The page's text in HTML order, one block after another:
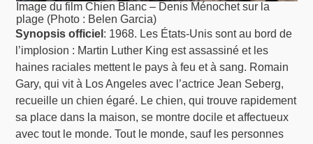
Image du film Chien Blanc – Denis Ménochet sur la
plage (Photo : Belen Garcia)
Synopsis officiel : 1968. Les États-Unis sont au bord de
l’implosion : Martin Luther King est assassiné et les
haines raciales mettent le pays à feu et à sang. Romain
Gary, qui vit à Los Angeles avec l’actrice Jean Seberg,
recueille un chien égaré. Le chien, qui trouve rapidement
sa place dans la maison, se montre docile et affectueux
avec tout le monde. Tout le monde, sauf les personnes